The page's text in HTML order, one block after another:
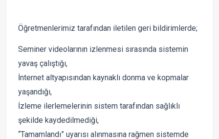
Öğretmenlerimiz tarafından iletilen geri bildirimlerde;
Seminer videolarının izlenmesi sırasında sistemin
yavaş çalıştığı,
İnternet altyapısından kaynaklı donma ve kopmalar
yaşandığı,
İzleme ilerlemelerinin sistem tarafından sağlıklı
şekilde kaydedilmediği,
“Tamamlandı” uyarısı alınmasına rağmen sistemde